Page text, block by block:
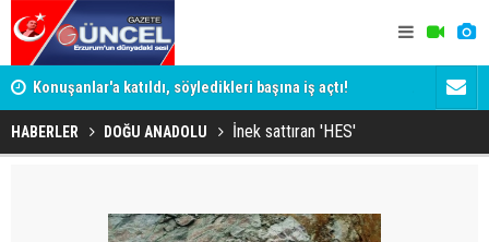
Konuşanlar'a katıldı, söyledikleri başına iş açtı!
Gözaltına alındı
ADALET
HABERLER DOĞU ANADOLU İnek sattıran 'HES'